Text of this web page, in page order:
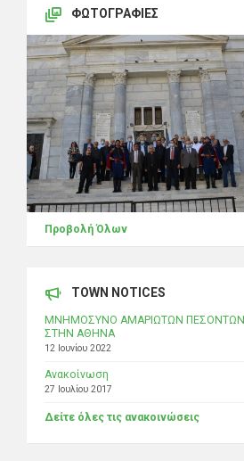
ΦΩΤΟΓΡΑΦΊΕΣ
Προβολή Όλων
TOWN NOTICES
ΜΝΗΜΟΣΥΝΟ ΑΜΑΡΙΩΤΩΝ ΠΕΣΟΝΤΩΝ
ΣΤΗΝ ΑΘΗΝΑ
12 Ιουνίου 2022
Ανακοίνωση
27 Ιουλίου 2017
Δείτε όλες τις ανακοινώσεις